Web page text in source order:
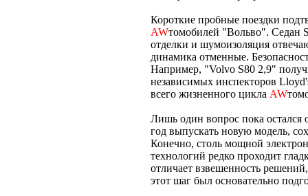
Короткие пробные поездки
AWтомобилей "Вольво". Седан
отделки и шумоизоляция
динамика отменные.
Например, "Volvo S80 2,9"
независимых инспекторов
всего жизненного цикла AW
Лишь один вопрос пока
год выпускать новую модель,
Конечно, столь мощной
технологий редко проходит
отличает взвешенность
этот шаг был основательно